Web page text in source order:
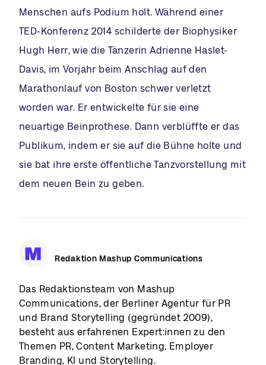
Menschen aufs Podium holt. Während einer
TED-Konferenz 2014 schilderte der Biophysiker
Hugh Herr, wie die Tänzerin Adrienne Haslet-
Davis, im Vorjahr beim Anschlag auf den
Marathonlauf von Boston schwer verletzt
worden war. Er entwickelte für sie eine
neuartige Beinprothese. Dann verblüffte er das
Publikum, indem er sie auf die Bühne holte und
sie bat ihre erste öffentliche Tanzvorstellung mit
dem neuen Bein zu geben.
Redaktion Mashup Communications
Das Redaktionsteam von Mashup
Communications, der Berliner Agentur für PR
und Brand Storytelling (gegründet 2009),
besteht aus erfahrenen Expert:innen zu den
Themen PR, Content Marketing, Employer
Branding, KI und Storytelling.